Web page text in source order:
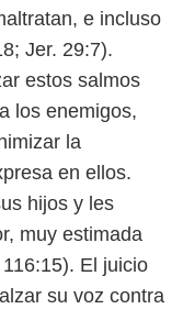
e incluso
Jer. 29:7).
estos salmos
los enemigos,
la
en ellos.
hijos y les
muy estimada
El juicio
su voz contra